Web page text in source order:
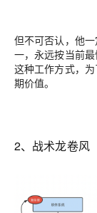
但不可否认，他
一，永远按当前
这种工作方式，
期价值。
2、战术龙卷风